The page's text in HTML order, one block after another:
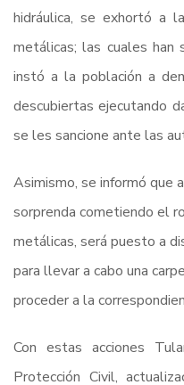
hidráulica, se exhortó a
metálicas; las cuales han
instó a la población a
descubiertas ejecutando
se les sancione ante las
Asimismo, se informó que
sorprenda cometiendo el
metálicas, será puesto a
para llevar a cabo una
proceder a la
Con estas acciones
Protección Civil,